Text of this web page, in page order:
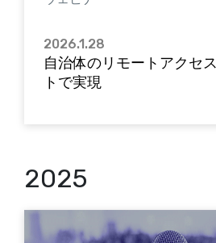
2026.1.28
自治体のリモートアクセ
トで実現
2025